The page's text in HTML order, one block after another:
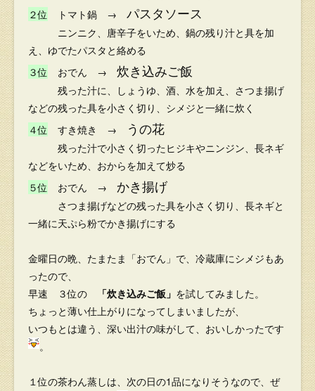
２位 トマト鍋 → パスタソース
ニンニク、唐辛子をいため、鍋の残り汁と具を加
え、ゆでたパスタと絡める
３位 おでん → 炊き込みご飯
残った汁に、しょうゆ、酒、水を加え、さつま揚げ
などの残った具を小さく切り、シメジと一緒に炊く
４位 すき焼き → うの花
残った汁で小さく切ったヒジキやニンジン、長ネギ
などをいため、おからを加えて炒る
５位 おでん → かき揚げ
さつま揚げなどの残った具を小さく切り、長ネギと
一緒に天ぷら粉でかき揚げにする
金曜日の晩、たまたま「おでん」で、冷蔵庫にシメジもあ
ったので、
早速 ３位の
「炊き込みご飯」 を試してみました。
ちょっと薄い仕上がりになってしまいましたが、
いつもとは違う、深い出汁の味がして、おいしかったです
。
１位の茶わん蒸しは、次の日の1品になりそうなので、ぜ